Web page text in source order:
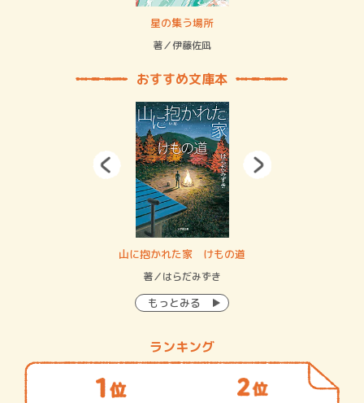
星の集う場所
著／伊藤佐凪
おすすめ文庫本
山に抱かれた家 けもの道
著／はらだみずき
もっとみる
ランキング